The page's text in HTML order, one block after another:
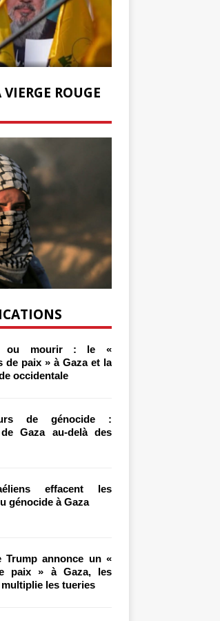
ROUGE
ou mourir : le «
de paix » à Gaza et la
occidentale
de génocide :
de Gaza au-delà des
effacent les
génocide à Gaza
Trump annonce un «
paix » à Gaza, les
les tueries